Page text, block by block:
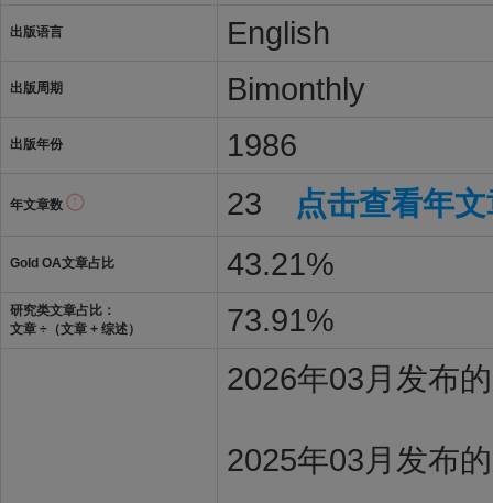
出版语言 English
出版周期 Bimonthly
出版年份 1986
年文章数 23 点击查看年
Gold OA文章占比 43.21%
研究类文章占比：
文章 ÷（文章 + 综述）
73.91%
2026年03月发布
2025年03月发布